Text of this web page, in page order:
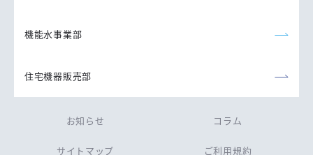
機能水事業部
住宅機器販売部
お知らせ コラム
サイトマップ ご利用規約